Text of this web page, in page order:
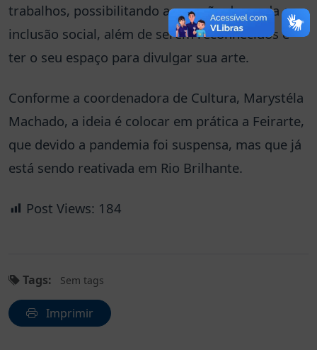
trabalhos, possibilitando a geração de renda e
inclusão social, além de serem reconhecidos e
ter o seu espaço para divulgar sua arte.
Conforme a coordenadora de Cultura, Marystéla
Machado, a ideia é colocar em prática a Feirarte,
que devido a pandemia foi suspensa, mas que já
está sendo reativada em Rio Brilhante.
Post Views: 184
Tags: Sem tags
Imprimir